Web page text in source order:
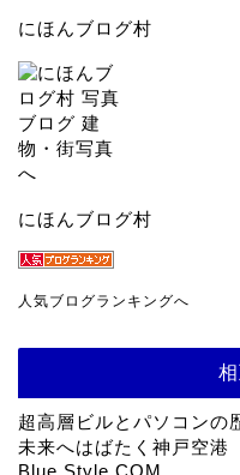
にほんブログ村
にほんブログ村
人気ブログランキングへ
超高層ビルとパソコンの
未来へはばたく神戸空港
Blue Style COM